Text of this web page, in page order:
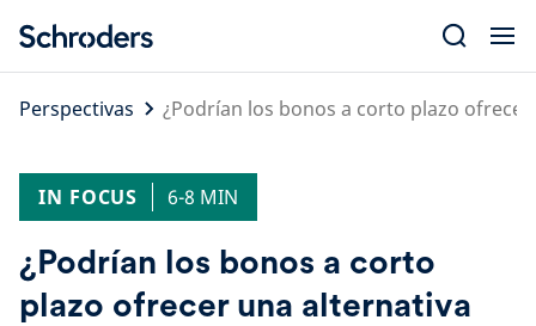
content
Perspectivas
¿Podrían los bonos a corto plazo
IN FOCUS 6-8 MIN
¿Podrían los bonos a corto
plazo ofrecer una alternativa